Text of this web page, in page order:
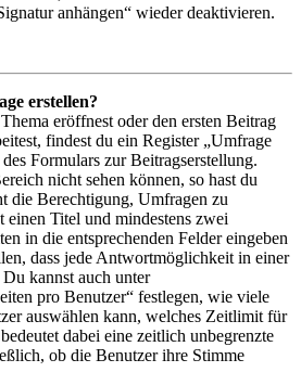
anhängen“ wieder deaktivieren.
erstellen?
eröffnest oder den ersten Beitrag
findest du ein Register „Umfrage
Formulars zur Beitragserstellung.
nicht sehen können, so hast du
die Berechtigung, Umfragen zu
einen Titel und mindestens zwei
in die entsprechenden Felder eingeben
dass jede Antwortmöglichkeit in einer
kannst auch unter
pro Benutzer“ festlegen, wie viele
auswählen kann, welches Zeitlimit für
dabei eine zeitlich unbegrenzte
ob die Benutzer ihre Stimme